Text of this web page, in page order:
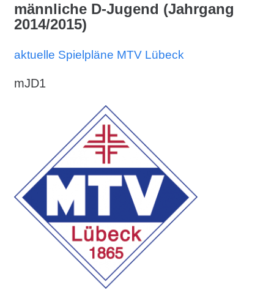
männliche D-Jugend (Jahrgang
2014/2015)
aktuelle Spielpläne MTV Lübeck
mJD1